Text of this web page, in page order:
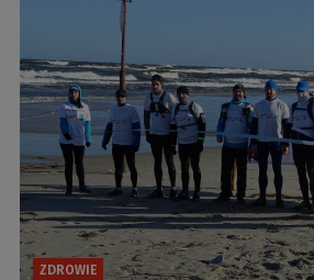
ZDROWIE